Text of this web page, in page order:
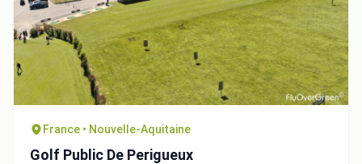
France • Nouvelle-Aquitaine
Golf Public De Perigueux